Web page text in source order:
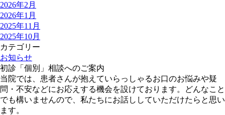
2026年2月
2026年1月
2025年11月
2025年10月
カテゴリー
お知らせ
初診「個別」相談へのご案内
当院では、患者さんが抱えていらっしゃるお口のお悩みや疑
問・不安などにお応えする機会を設けております。どんなこと
でも構いませんので、私たちにお話ししていただけたらと思い
ます。